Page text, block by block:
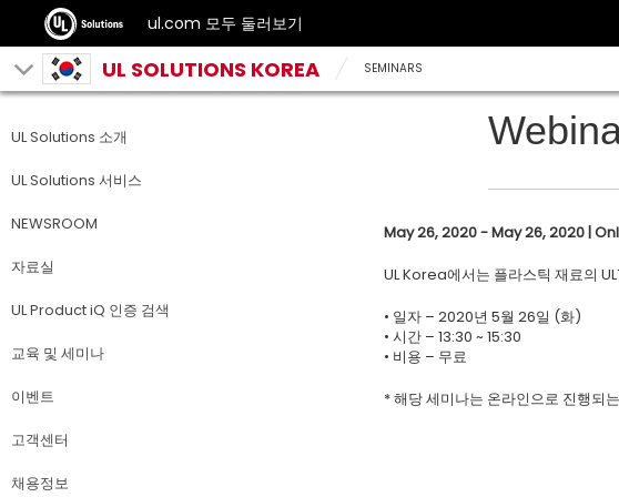
ul.com 모두 둘러보기
UL SOLUTIONS KOREA SEMINARS
UL Solutions 소개
UL Solutions 서비스
NEWSROOM
자료실
UL Product iQ 인증 검색
교육 및 세미나
이벤트
고객센터
채용정보
May 26, 2020 - May 26, 2020 |
UL Korea에서는 플라스틱 재료의
• 일자 – 2020년 5월 26일 (화)
• 시간 – 13:30 ~ 15:30
• 비용 – 무료
* 해당 세미나는 온라인으로 진행되